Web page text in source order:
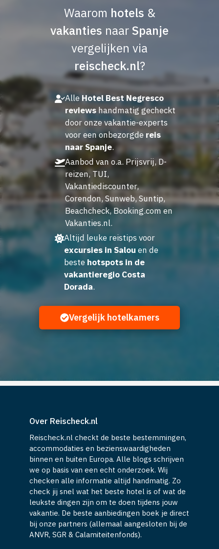
Waarom hotels &
vakanties naarSpanje
vergelijken via
reischeck.nl?
Alle Hotel Best Negresco
reviewshandmatig gecheckt
door onze vakantie-experts
voor een onbezorgde reis
naar Spanje.
Aanbod van o.a. Prijsvrij, D-
reizen, TUI,
Vakantiediscounter,
Corendon, Sunweb, Suntip,
Beachcheck, Booking.com en
Vakanties.nl.
Altijd leuke reistips voor
excursies in Salou en de
beste hotspots in de
vakantieregio Costa
Dorada.
Vergelijk hotelkamers
Over Reischeck.nl
Reischeck.nl checkt de beste bestemmingen,
accommodaties en bezienswaardigheden
binnen en buiten Europa. Alle blogs schrijven
we op basis van een echt onderzoek. Wij
checken alle informatie altijd handmatig. Zo
check jij snel wat het beste hotel is of wat de
leukste dingen zijn om te doen tijdens jouw
vakantie. De beste aanbiedingen boek je direct
bij onze partners (allemaal aangesloten bij de
ANVR, SGR & Calamiteitenfonds).